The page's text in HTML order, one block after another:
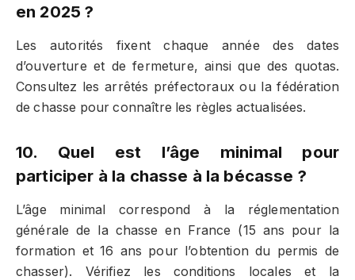
en 2025 ?
Les autorités fixent chaque année des dates
d’ouverture et de fermeture, ainsi que des quotas.
Consultez les arrêtés préfectoraux ou la fédération
de chasse pour connaître les règles actualisées.
10. Quel est l’âge minimal pour
participer à la chasse à la bécasse ?
L’âge minimal correspond à la réglementation
générale de la chasse en France (15 ans pour la
formation et 16 ans pour l’obtention du permis de
chasser). Vérifiez les conditions locales et la